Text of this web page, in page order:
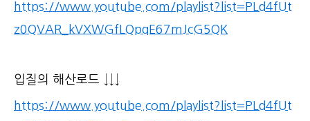
https://www.youtube.com/playlist?list=PLd4fUt
z0QVAR_kVXWGfLQpqE67mJcG5QK
입질의 해산로드 ↓↓↓
https://www.youtube.com/playlist?list=PLd4fUt